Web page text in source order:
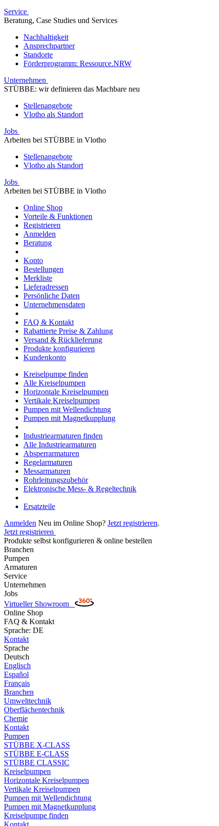
Service
Beratung, Case Studies und Services
Nachhaltigkeit
Ansprechpartner
Standorte
Förderprogramm: Ressource.NRW
Unternehmen
STÜBBE: wir definieren das Machbare neu
Stellenangebote
Vlotho als Standort
Jobs
Arbeiten bei STÜBBE in Vlotho
Stellenangebote
Vlotho als Standort
Jobs
Arbeiten bei STÜBBE in Vlotho
Online Shop
Vorteile & Funktionen
Registrieren
Anmelden
Beratung
Konto
Bestellungen
Merkliste
Lieferadressen
Persönliche Daten
Unternehmensdaten
FAQ & Kontakt
Rabattierte Preise & Zahlung
Versand & Rücklieferung
Produkte konfigurieren
Kundenkonto
Kreiselpumpe finden
Alle Kreiselpumpen
Horizontale Kreiselpumpen
Vertikale Kreiselpumpen
Pumpen mit Wellendichtung
Pumpen mit Magnetkupplung
Industriearmaturen finden
Alle Industriearmaturen
Absperrarmaturen
Regelarmaturen
Messarmaturen
Rohrleitungszubehör
Elektronische Mess- & Regeltechnik
Ersatzteile
Anmelden Neu im Online Shop? Jetzt registrieren.
Jetzt registrieren
Produkte selbst konfigurieren & online bestellen
Branchen
Pumpen
Armaturen
Service
Unternehmen
Jobs
Virtueller Showroom
Online Shop
FAQ & Kontakt
Sprache: DE
Kontakt
Sprache
Deutsch
Englisch
Español
Français
Branchen
Umwelttechnik
Oberflächentechnik
Chemie
Kontakt
Pumpen
STÜBBE X-CLASS
STÜBBE E-CLASS
STÜBBE CLASSIC
Kreiselpumpen
Horizontale Kreiselpumpen
Vertikale Kreiselpumpen
Pumpen mit Wellendichtung
Pumpen mit Magnetkupplung
Kreiselpumpe finden